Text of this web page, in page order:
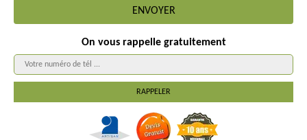
On vous rappelle gratuitement